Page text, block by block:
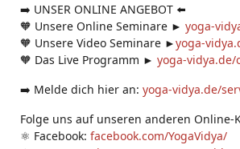
➡️ UNSER ONLINE ANGEBOT ⬅️
🧡 Unsere Online Seminare ► yoga-
🧡 Unsere Video Seminare ►yoga-
🧡 Das Live Programm ► yoga-
➡️ Melde dich hier an: yoga-vidya.de/
Folge uns auf unseren anderen Online-
⚛️ Facebook: facebook.com/YogaVidya/